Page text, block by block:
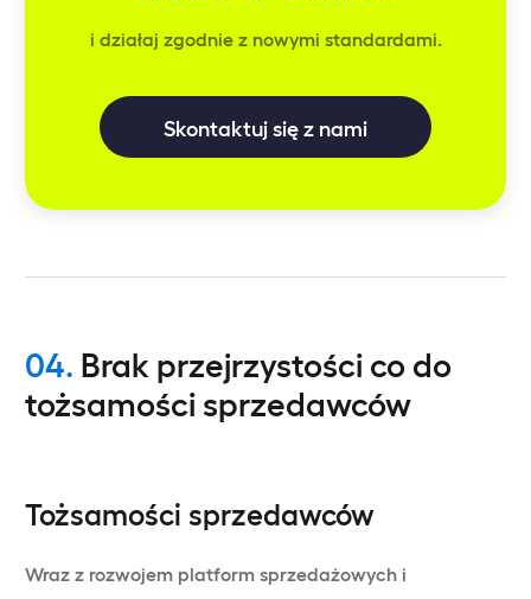
i działaj zgodnie z nowymi standardami.
Skontaktuj się z nami
04. Brak przejrzystości co do
tożsamości sprzedawców
Tożsamości sprzedawców
Wraz z rozwojem platform sprzedażowych i